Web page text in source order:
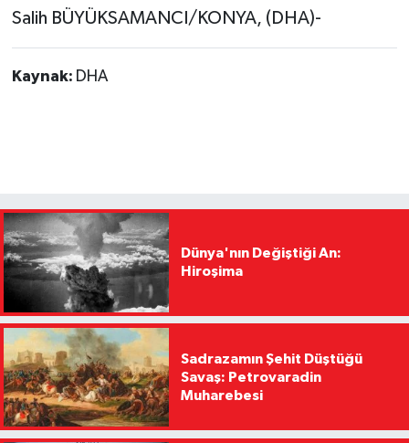
Salih BÜYÜKSAMANCI/KONYA, (DHA)-
Kaynak: DHA
Dünya'nın Değiştiği An:
Hiroşima
Sadrazamın Şehit Düştüğü
Savaş: Petrovaradin
Muharebesi